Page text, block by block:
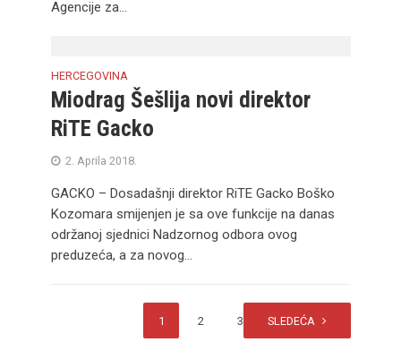
Agencije za...
HERCEGOVINA
Miodrag Šešlija novi direktor
RiTE Gacko
2. Aprila 2018.
GACKO – Dosadašnji direktor RiTE Gacko Boško
Kozomara smijenjen je sa ove funkcije na danas
održanoj sjednici Nadzornog odbora ovog
preduzeća, a za novog...
1 2 3 SLEDEĆA